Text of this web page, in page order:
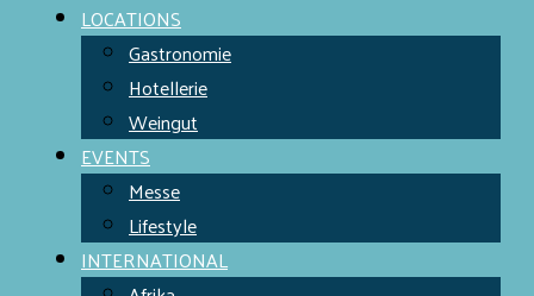
LOCATIONS
Gastronomie
Hotellerie
Weingut
EVENTS
Messe
Lifestyle
INTERNATIONAL